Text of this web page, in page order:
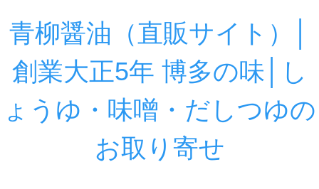
青柳醤油（直販サイト）│
創業大正5年 博多の味│し
ょうゆ・味噌・だしつゆの
お取り寄せ